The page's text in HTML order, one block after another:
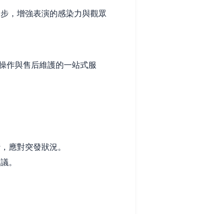
，增強表演的感染力與觀眾
作與售后維護的一站式服
應對突發狀況。
。